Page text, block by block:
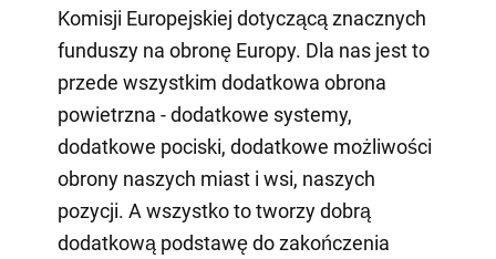
Komisji Europejskiej dotyczącą znacznych
funduszy na obronę Europy. Dla nas jest to
przede wszystkim dodatkowa obrona
powietrzna - dodatkowe systemy,
dodatkowe pociski, dodatkowe możliwości
obrony naszych miast i wsi, naszych
pozycji. A wszystko to tworzy dobrą
dodatkową podstawę do zakończenia